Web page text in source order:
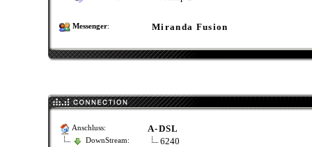
Messenger: Miranda Fusion
Anschluss: A-DSL
DownStream: 6240